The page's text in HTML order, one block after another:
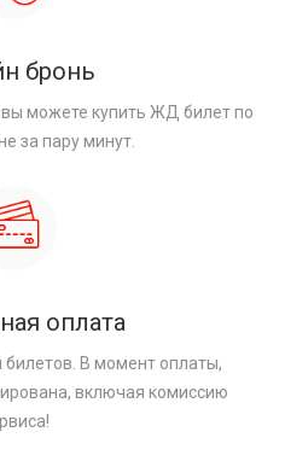
бронь
можете купить ЖД билет по
за пару минут.
оплата
В момент оплаты,
включая комиссию